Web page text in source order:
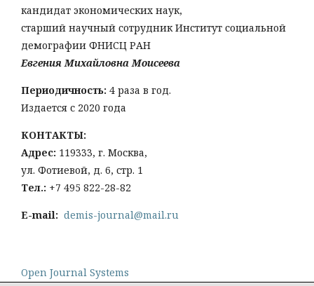
кандидат экономических наук,
старший научный сотрудник Институт социальной
демографии ФНИСЦ РАН
Евгения Михайловна Моисеева
Периодичность: 4 раза в год.
Издается с 2020 года
КОНТАКТЫ:
Адрес: 119333, г. Москва,
ул. Фотиевой, д. 6, стр. 1
Тел.: +7 495 822-28-82
E-mail: demis-journal@mail.ru
Open Journal Systems